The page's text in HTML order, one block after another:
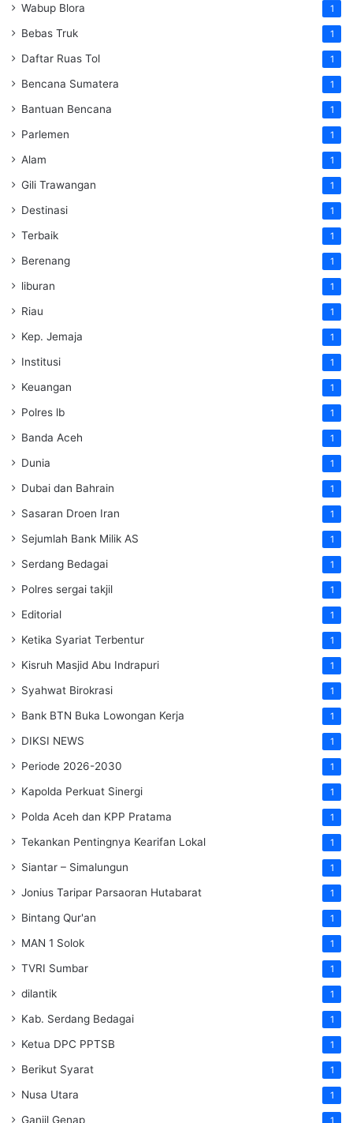
Wabup Blora 1
Bebas Truk 1
Daftar Ruas Tol 1
Bencana Sumatera 1
Bantuan Bencana 1
Parlemen 1
Alam 1
Gili Trawangan 1
Destinasi 1
Terbaik 1
Berenang 1
liburan 1
Riau 1
Kep. Jemaja 1
Institusi 1
Keuangan 1
Polres lb 1
Banda Aceh 1
Dunia 1
Dubai dan Bahrain 1
Sasaran Droen Iran 1
Sejumlah Bank Milik AS 1
Serdang Bedagai 1
Polres sergai takjil 1
Editorial 1
Ketika Syariat Terbentur 1
Kisruh Masjid Abu Indrapuri 1
Syahwat Birokrasi 1
Bank BTN Buka Lowongan Kerja 1
DIKSI NEWS 1
Periode 2026-2030 1
Kapolda Perkuat Sinergi 1
Polda Aceh dan KPP Pratama 1
Tekankan Pentingnya Kearifan Lokal 1
Siantar – Simalungun 1
Jonius Taripar Parsaoran Hutabarat 1
Bintang Qur'an 1
MAN 1 Solok 1
TVRI Sumbar 1
dilantik 1
Kab. Serdang Bedagai 1
Ketua DPC PPTSB 1
Berikut Syarat 1
Nusa Utara 1
Ganjil Genap 1